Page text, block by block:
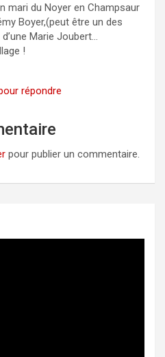
mari du Noyer en Champsaur
Boyer,(peut être un des
Marie Joubert…
!
répondre
pour publier un commentaire.